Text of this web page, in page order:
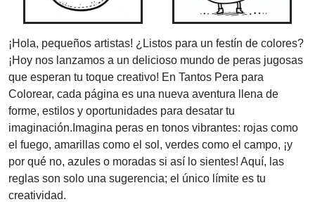
¡Hola, pequeños artistas! ¿Listos para un festín de colores?
¡Hoy nos lanzamos a un delicioso mundo de peras jugosas
que esperan tu toque creativo! En Tantos Pera para
Colorear, cada página es una nueva aventura llena de
forme, estilos y oportunidades para desatar tu
imaginación.Imagina peras en tonos vibrantes: rojas como
el fuego, amarillas como el sol, verdes como el campo, ¡y
por qué no, azules o moradas si así lo sientes! Aquí, las
reglas son solo una sugerencia; el único límite es tu
creatividad.